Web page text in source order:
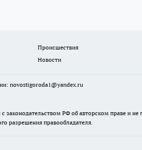
Происшествия
Новости
novostigoroda1@yandex.ru
законодательством РФ об авторском праве и
разрешения правообладателя.